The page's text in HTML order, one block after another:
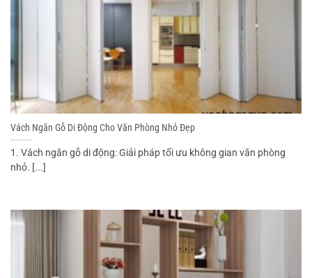
Vách Ngăn Gỗ Di Động Cho Văn Phòng Nhỏ Đẹp
1. Vách ngăn gỗ di động: Giải pháp tối ưu không gian văn phòng
nhỏ. [...]